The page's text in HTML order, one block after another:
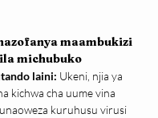
maambukizi
michubuko
laini: Ukeni, njia ya
kichwa cha uume vina
kuruhusu virusi